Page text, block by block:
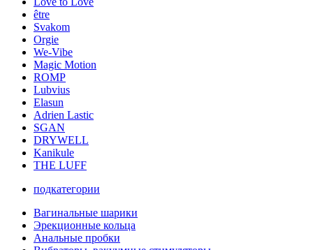
être
Svakom
Orgie
We-Vibe
Magic Motion
ROMP
Lubvius
Elasun
Adrien Lastic
SGAN
DRYWELL
Kanikule
THE LUFF
подкатегории
Вагинальные шарики
Эрекционные кольца
Анальные пробки